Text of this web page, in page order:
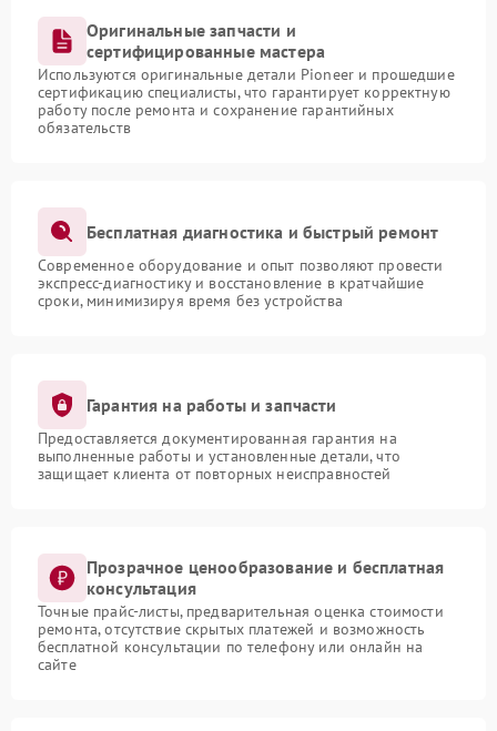
Оригинальные запчасти и
сертифицированные мастера
Используются оригинальные детали Pioneer и прошедшие
сертификацию специалисты, что гарантирует корректную
работу после ремонта и сохранение гарантийных
обязательств
Бесплатная диагностика и быстрый ремонт
Современное оборудование и опыт позволяют провести
экспресс-диагностику и восстановление в кратчайшие
сроки, минимизируя время без устройства
Гарантия на работы и запчасти
Предоставляется документированная гарантия на
выполненные работы и установленные детали, что
защищает клиента от повторных неисправностей
Прозрачное ценообразование и бесплатная
консультация
Точные прайс-листы, предварительная оценка стоимости
ремонта, отсутствие скрытых платежей и возможность
бесплатной консультации по телефону или онлайн на
сайте